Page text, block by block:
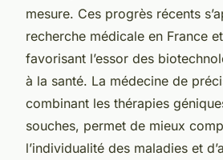
mesure. Ces progrès récents
recherche médicale en France
favorisant l’essor des
à la santé. La médecine de
combinant les thérapies
souches, permet de mieux
l’individualité des maladies et